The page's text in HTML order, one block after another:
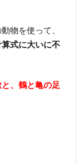
物を使って、
算式に大いに不
、鶴と亀の足